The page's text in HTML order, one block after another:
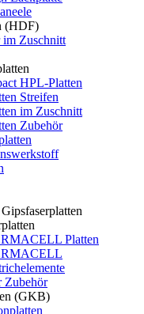
(HDF)
im Zuschnitt
HPL-Platten
Streifen
im Zuschnitt
Zubehör
Platten
Zubehör
(GKB)